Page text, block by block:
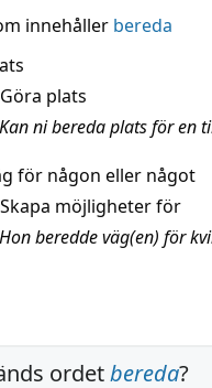
innehåller bereda
Göra plats
ni bereda plats för en
för någon eller något
Skapa möjligheter för
beredde väg(en) för
ordetbereda?